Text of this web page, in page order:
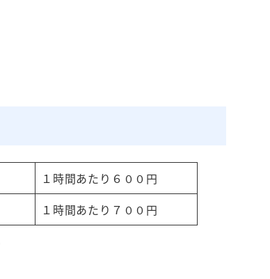
１時間あたり６００円
１時間あたり７００円